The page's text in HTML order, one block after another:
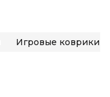
Игровые коврики